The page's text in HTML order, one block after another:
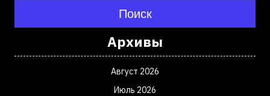
Поиск
Архивы
Август 2026
Июль 2026